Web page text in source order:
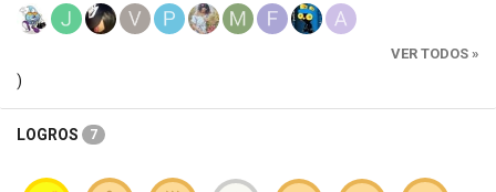
VER TODOS »
)
LOGROS 7